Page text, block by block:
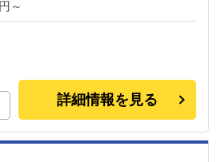
円～
詳細情報を見る